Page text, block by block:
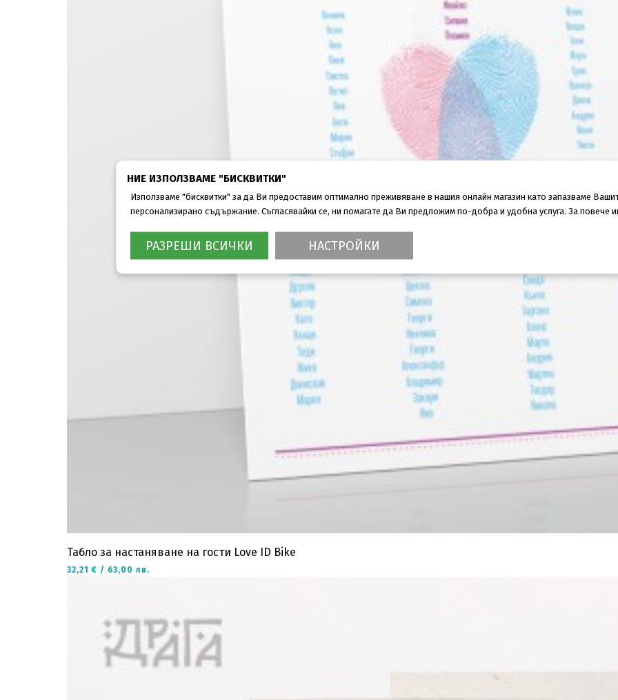
Табло за настаняване на гости Love ID Bike
32,21 € / 63,00 лв.
НИЕ ИЗПОЛЗВАМЕ "БИСКВИТКИ"
Използваме "бисквитки" за да Ви предоставим оптимално преживяване в нашия онлайн магазин като запазваме
персонализирано съдържание. Съгласявайки се, ни помагате да Ви предложим по-добра и удобна услуга. За повече
РАЗРЕШИ ВСИЧКИ НАСТРОЙКИ